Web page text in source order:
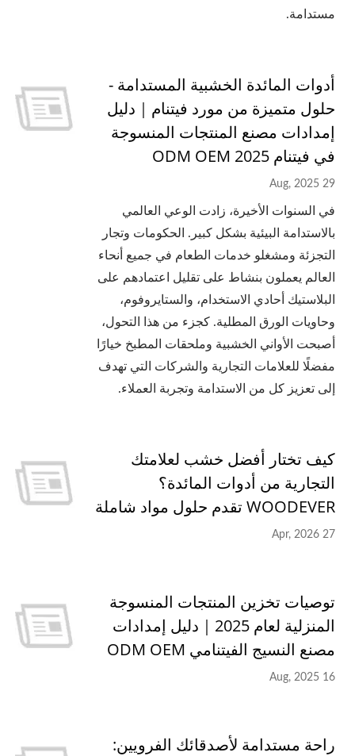
مستدامة.
أدوات المائدة الخشبية المستدامة -
حلول متميزة من مورد فيتنام｜دليل
إمدادات مصنع المنتجات المنسوجة
في فيتنام 2025 ODM OEM
29 Aug, 2025
في السنوات الأخيرة، زادت الوعي العالمي
بالاستدامة البيئية بشكل كبير. الحكومات وتجار
التجزئة ومشغلو خدمات الطعام في جميع أنحاء
العالم يعملون بنشاط على تقليل اعتمادهم على
البلاستيك أحادي الاستخدام، والستايروفوم،
وحاويات الورق المطلية. كجزء من هذا التحول،
أصبحت الأواني الخشبية وملحقات المطبخ خيارًا
مفضلًا للعلامات التجارية والشركات التي تهدف
إلى تعزيز كل من الاستدامة وتجربة العملاء.
كيف تختار أفضل خشب لعلامتك
التجارية من أدوات المائدة؟
WOODEVER تقدم حلول مواد شاملة
27 Apr, 2026
توصيات تخزين المنتجات المنسوجة
المنزلية لعام 2025｜دليل إمدادات
مصنع النسيج الفيتنامي ODM OEM
16 Aug, 2025
راحة مستدامة لأصدقائك الفرويين: